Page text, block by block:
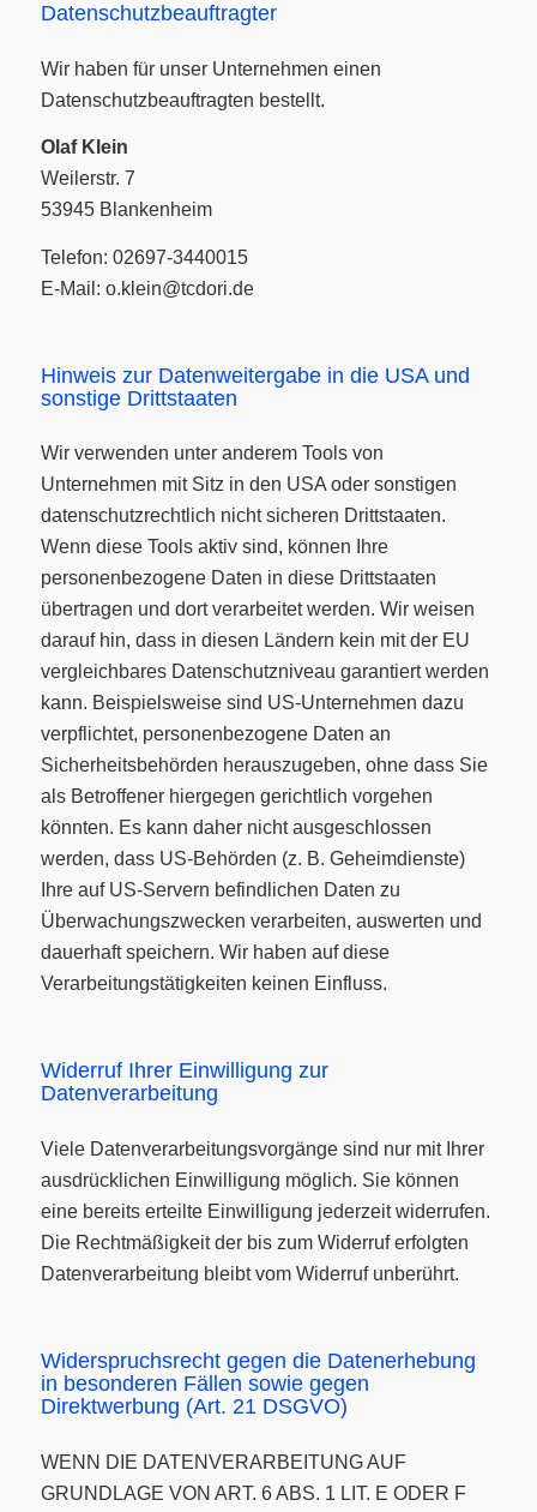
Datenschutz­beauftragter
Wir haben für unser Unternehmen einen
Datenschutzbeauftragten bestellt.
Olaf Klein
Weilerstr. 7
53945 Blankenheim
Telefon: 02697-3440015
E-Mail: o.klein@tcdori.de
Hinweis zur Datenweitergabe in die USA und
sonstige Drittstaaten
Wir verwenden unter anderem Tools von
Unternehmen mit Sitz in den USA oder sonstigen
datenschutzrechtlich nicht sicheren Drittstaaten.
Wenn diese Tools aktiv sind, können Ihre
personenbezogene Daten in diese Drittstaaten
übertragen und dort verarbeitet werden. Wir weisen
darauf hin, dass in diesen Ländern kein mit der EU
vergleichbares Datenschutzniveau garantiert werden
kann. Beispielsweise sind US-Unternehmen dazu
verpflichtet, personenbezogene Daten an
Sicherheitsbehörden herauszugeben, ohne dass Sie
als Betroffener hiergegen gerichtlich vorgehen
könnten. Es kann daher nicht ausgeschlossen
werden, dass US-Behörden (z. B. Geheimdienste)
Ihre auf US-Servern befindlichen Daten zu
Überwachungszwecken verarbeiten, auswerten und
dauerhaft speichern. Wir haben auf diese
Verarbeitungstätigkeiten keinen Einfluss.
Widerruf Ihrer Einwilligung zur
Datenverarbeitung
Viele Datenverarbeitungsvorgänge sind nur mit Ihrer
ausdrücklichen Einwilligung möglich. Sie können
eine bereits erteilte Einwilligung jederzeit widerrufen.
Die Rechtmäßigkeit der bis zum Widerruf erfolgten
Datenverarbeitung bleibt vom Widerruf unberührt.
Widerspruchsrecht gegen die Datenerhebung
in besonderen Fällen sowie gegen
Direktwerbung (Art. 21 DSGVO)
WENN DIE DATENVERARBEITUNG AUF
GRUNDLAGE VON ART. 6 ABS. 1 LIT. E ODER F